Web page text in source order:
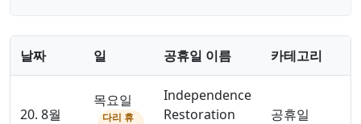
날짜 일 공휴일 이름 카테고리
20. 8월
목요일
다리 휴
Independence
Restoration
공휴일